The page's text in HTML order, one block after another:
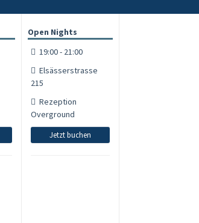
Open Nights
19:00 - 21:00
Elsässerstrasse
215
Rezeption
Overground
Jetzt buchen